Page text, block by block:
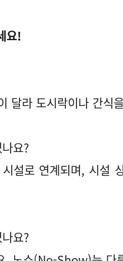
요!
달라 도시락이나 간식
요?
설로 연계되며, 시설
요?